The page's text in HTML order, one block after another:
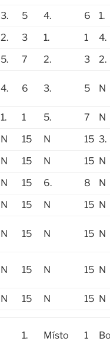
3. 5 4. 6
1.
2. 3 1. 1
4.
5. 7 2. 3
2.
4. 6 3. 5 N
1. 1 5. 7
N
N 15 N 15 3.
N 15 N 15 N
N 15 6. 8
N
N 15 N 15 N
N 15 N 15 N
N 15 N 15 N
N 15 N 15 N
1. Místo 1